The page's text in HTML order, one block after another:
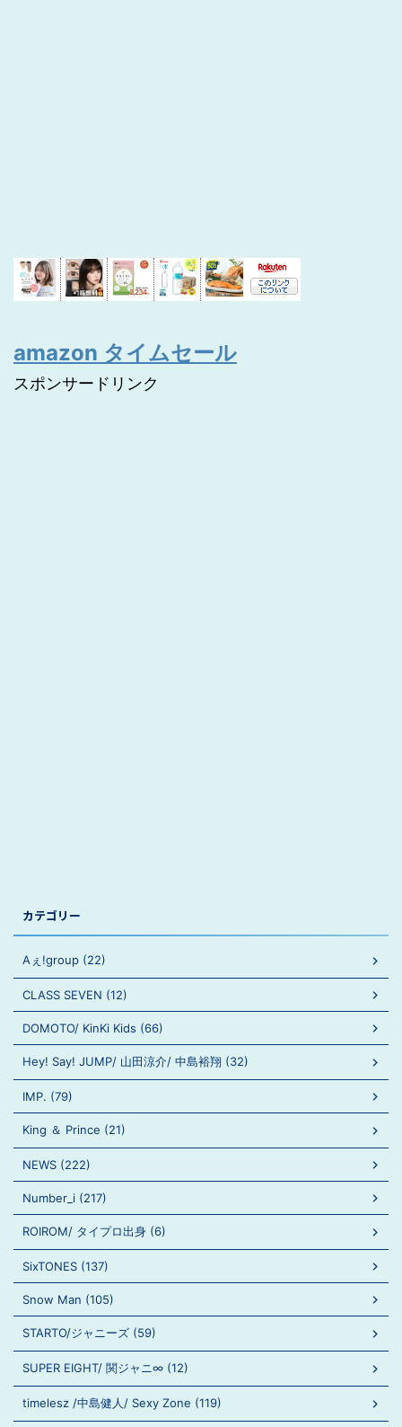
amazon タイムセール
スポンサードリンク
カテゴリー
Aぇ!group (22)
CLASS SEVEN (12)
DOMOTO/ KinKi Kids (66)
Hey! Say! JUMP/ 山田涼介/ 中島裕翔 (32)
IMP. (79)
King ＆ Prince (21)
NEWS (222)
Number_i (217)
ROIROM/ タイプロ出身 (6)
SixTONES (137)
Snow Man (105)
STARTO/ジャニーズ (59)
SUPER EIGHT/ 関ジャニ∞ (12)
timelesz /中島健人/ Sexy Zone (119)